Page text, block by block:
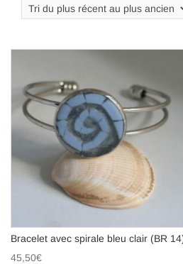
Bracelet avec spirale bleu clair (BR
45,50€